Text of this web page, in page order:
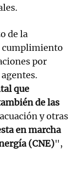
de la
cumplimiento
por
que
de las
y otras
en marcha
(CNE)",